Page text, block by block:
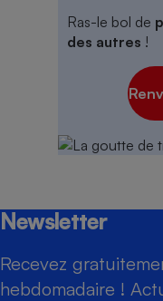
Ras-le bol de
des autres !
Newsletter
Recevez
hebdomadaire !